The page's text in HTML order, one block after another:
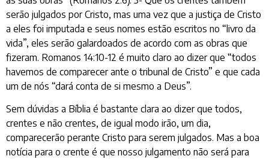
serão julgados por Cristo, mas uma vez que a justiça de Cristo
a eles foi imputada e seus nomes estão escritos no “livro da
vida”, eles serão galardoados de acordo com as obras que
fizeram. Romanos 14:10-12 é muito claro ao dizer que “todos
havemos de comparecer ante o tribunal de Cristo” e que cada
um de nós “dará conta de si mesmo a Deus”.
Sem dúvidas a Bíblia é bastante clara ao dizer que todos,
crentes e não crentes, de igual modo irão, um dia,
comparecerão perante Cristo para serem julgados. Mas a boa
notícia para o crente é que nosso julgamento não será para